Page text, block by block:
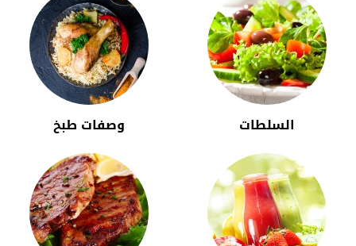
السلطات وصفات طبخ